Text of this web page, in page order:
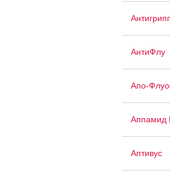
АнтиФлу
Апо-
Аппамид
Аптивус